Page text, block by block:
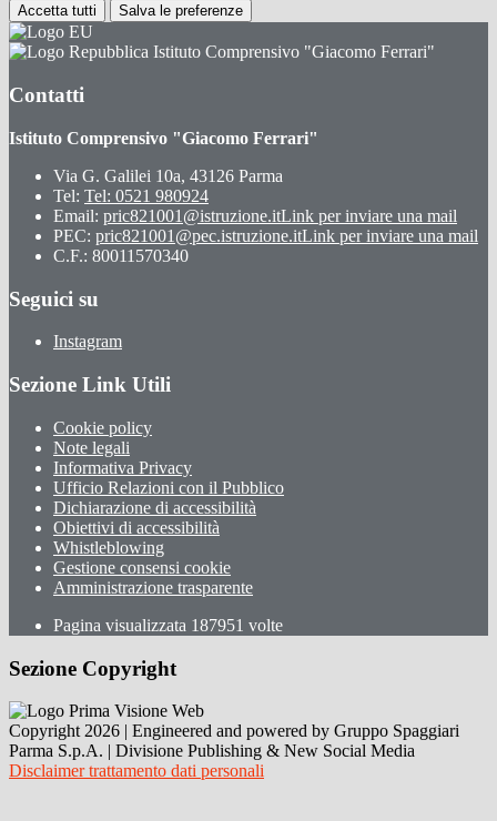
Accetta tutti Salva le preferenze
Istituto Comprensivo "Giacomo Ferrari"
Contatti
Istituto Comprensivo "Giacomo Ferrari"
Via G. Galilei 10a, 43126 Parma
Tel: Tel: 0521 980924
Email: pric821001@istruzione.itLink per inviare una mail
PEC: pric821001@pec.istruzione.itLink per inviare una mail
C.F.: 80011570340
Seguici su
Instagram
Sezione Link Utili
Cookie policy
Note legali
Informativa Privacy
Ufficio Relazioni con il Pubblico
Dichiarazione di accessibilità
Obiettivi di accessibilità
Whistleblowing
Gestione consensi cookie
Amministrazione trasparente
Pagina visualizzata 187951 volte
Sezione Copyright
Copyright 2026 | Engineered and powered by Gruppo Spaggiari
Parma S.p.A. | Divisione Publishing & New Social Media
Disclaimer trattamento dati personali